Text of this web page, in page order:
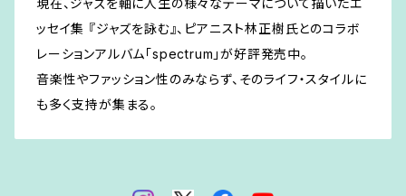
現在、ジャズを軸に人生の様々なテーマについて描いたエ
ッセイ集 『ジャズを詠む』、ピアニスト林正樹氏とのコラボ
レーションアルバム「spectrum」が好評発売中。
音楽性やファッション性のみならず、そのライフ・スタイルに
も多く支持が集まる。